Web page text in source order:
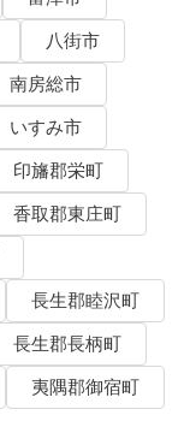
八街市
南房総市
いすみ市
印旛郡栄町
香取郡東庄町
長生郡睦沢町
長生郡長柄町
夷隅郡御宿町